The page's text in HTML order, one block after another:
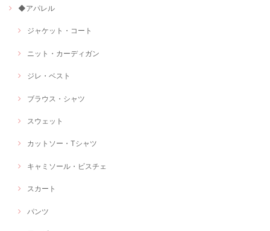
◆アパレル
ジャケット・コート
ニット・カーディガン
ジレ・ベスト
ブラウス・シャツ
スウェット
カットソー・Tシャツ
キャミソール・ビスチェ
スカート
パンツ